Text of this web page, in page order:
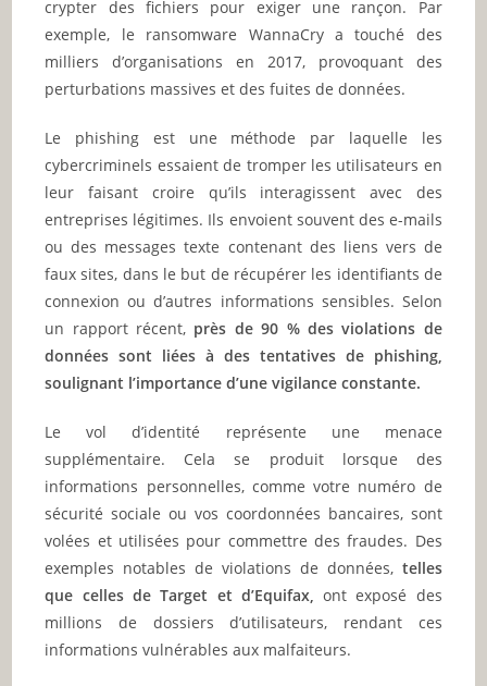
crypter des fichiers pour exiger une rançon. Par
exemple, le ransomware WannaCry a touché des
milliers d’organisations en 2017, provoquant des
perturbations massives et des fuites de données.
Le phishing est une méthode par laquelle les
cybercriminels essaient de tromper les utilisateurs en
leur faisant croire qu’ils interagissent avec des
entreprises légitimes. Ils envoient souvent des e-mails
ou des messages texte contenant des liens vers de
faux sites, dans le but de récupérer les identifiants de
connexion ou d’autres informations sensibles. Selon
un rapport récent, près de 90 % des violations de
données sont liées à des tentatives de phishing,
soulignant l’importance d’une vigilance constante.
Le vol d’identité représente une menace
supplémentaire. Cela se produit lorsque des
informations personnelles, comme votre numéro de
sécurité sociale ou vos coordonnées bancaires, sont
volées et utilisées pour commettre des fraudes. Des
exemples notables de violations de données, telles
que celles de Target et d’Equifax, ont exposé des
millions de dossiers d’utilisateurs, rendant ces
informations vulnérables aux malfaiteurs.